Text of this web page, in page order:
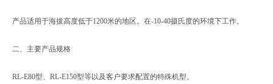
产品适用于海拔高度低于1200米的地区。在-10-40摄氏度的环境下工作。
二、主要产品规格
RL-E80型、RL-E150型等以及客户要求配置的特殊机型。